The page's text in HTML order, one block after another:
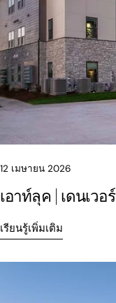
12 เมษายน 2026
เอาท์ลุค | เดนเวอร์
เรียนรู้เพิ่มเติม